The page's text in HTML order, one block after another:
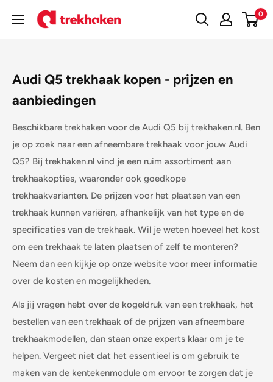
naar
Trekhaken 0
Audi Q5 trekhaak kopen - prijzen en
aanbiedingen
Beschikbare trekhaken voor de Audi Q5 bij trekhaken.nl. Ben
je op zoek naar een afneembare trekhaak voor jouw Audi
Q5? Bij trekhaken.nl vind je een ruim assortiment aan
trekhaakopties, waaronder ook goedkope
trekhaakvarianten. De prijzen voor het plaatsen van een
trekhaak kunnen variëren, afhankelijk van het type en de
specificaties van de trekhaak. Wil je weten hoeveel het kost
om een trekhaak te laten plaatsen of zelf te monteren?
Neem dan een kijkje op onze website voor meer informatie
over de kosten en mogelijkheden.
Als jij vragen hebt over de kogeldruk van een trekhaak, het
bestellen van een trekhaak of de prijzen van afneembare
trekhaakmodellen, dan staan onze experts klaar om je te
helpen. Vergeet niet dat het essentieel is om gebruik te
maken van de kentekenmodule om ervoor te zorgen dat je